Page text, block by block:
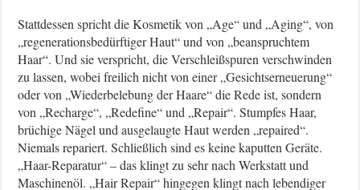
Stattdessen spricht die Kosmetik von „Age“ und „Aging“, von
„regenerationsbedürftiger Haut“ und von „beanspruchtem
Haar“. Und sie verspricht, die Verschleißspuren verschwinden
zu lassen, wobei freilich nicht von einer „Gesichtserneuerung“
oder von „Wiederbelebung der Haare“ die Rede ist, sondern
von „Recharge“, „Redefine“ und „Repair“. Stumpfes Haar,
brüchige Nägel und ausgelaugte Haut werden „repaired“.
Niemals repariert. Schließlich sind es keine kaputten Geräte.
„Haar-Reparatur“ – das klingt zu sehr nach Werkstatt und
Maschinenöl. „Hair Repair“ hingegen klingt nach lebendiger